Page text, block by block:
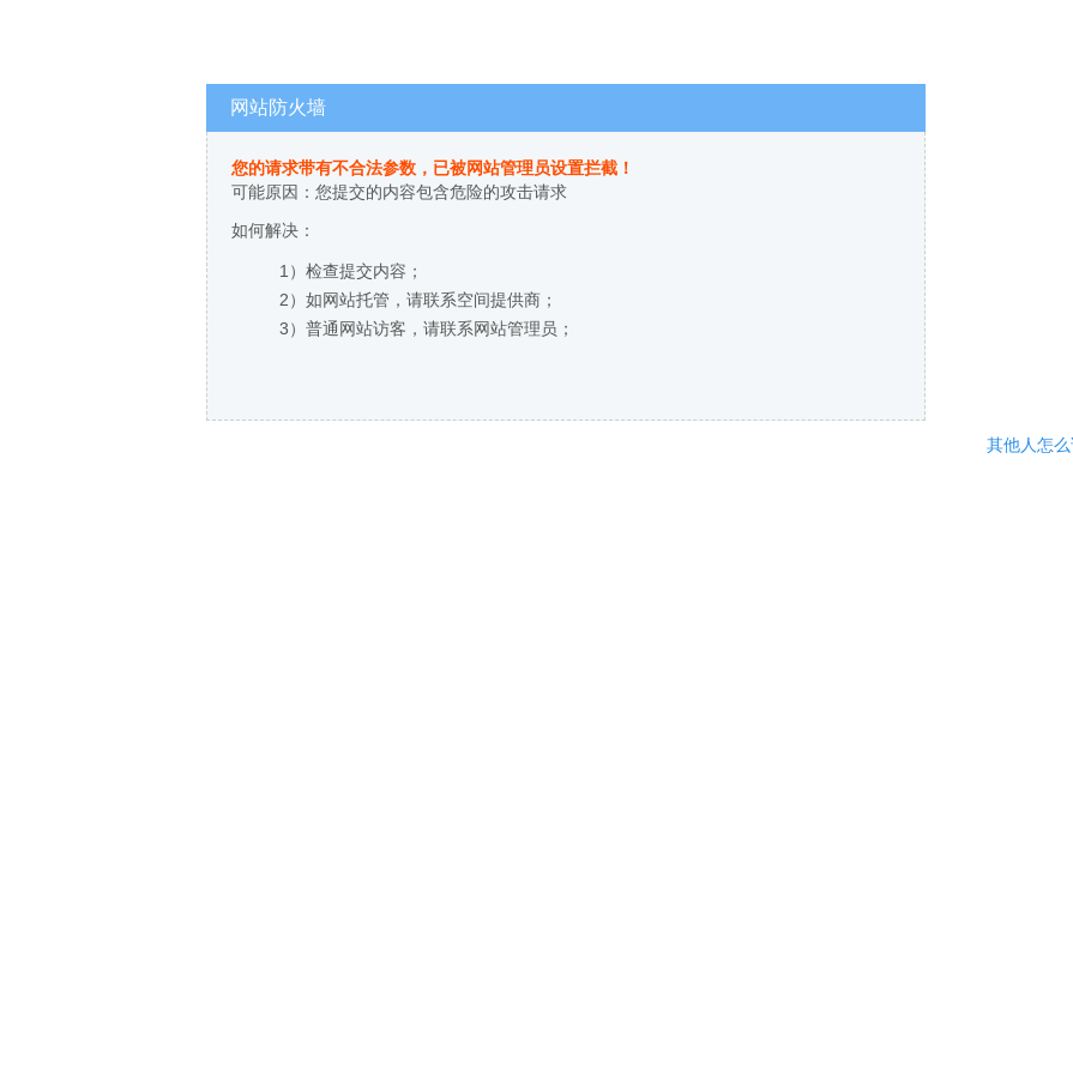
网站防火墙
您的请求带有不合法参数，已被网站管理员设置拦截！
可能原因：您提交的内容包含危险的攻击请求
如何解决：
1）检查提交内容；
2）如网站托管，请联系空间提供商；
3）普通网站访客，请联系网站管理员；
其他人怎么